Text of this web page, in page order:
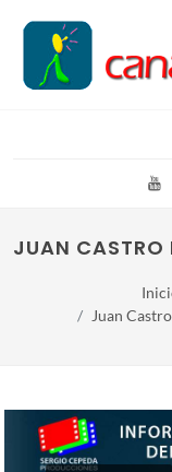
JUAN CASTRO
Juan